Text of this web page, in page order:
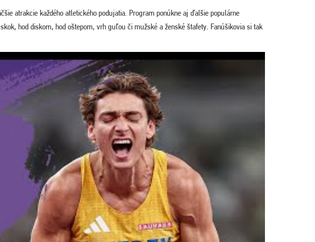
atrakcie každého atletického podujatia. Program ponúkne aj ďalšie populárne
hod diskom, hod oštepom, vrh guľou či mužské a ženské štafety. Fanúšikovia si tak